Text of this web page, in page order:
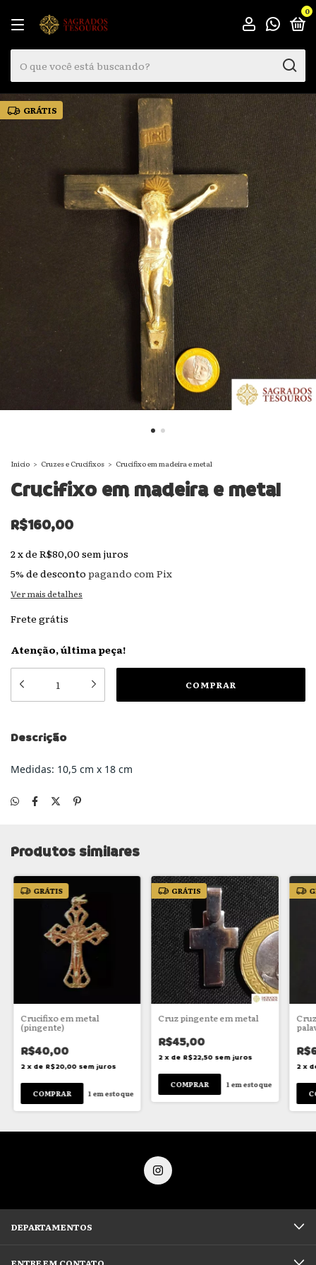
0
GRÁTIS
Início > Cruzes e Crucifixos > Crucifixo em madeira e metal
Crucifixo em madeira e metal
R$160,00
2xde R$80,00 sem juros
5% de desconto pagando com Pix
Ver mais detalhes
Frete grátis
Atenção, última peça!
Descrição
Medidas: 10,5 cm x 18 cm
Produtos similares
GRÁTIS
Crucifixo em metal
(pingente)
R$40,00
2 x de R$20,00 sem juros
1 em estoque
GRÁTIS
Cruz pingente em metal
R$45,00
2 x de R$22,50 sem juros
1 em estoque
2 x
DEPARTAMENTOS